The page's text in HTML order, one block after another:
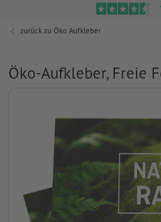
zurück zu Öko Aufkleber
Öko-Aufkleber, Freie